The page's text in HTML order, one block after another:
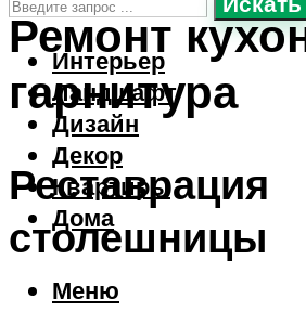
Интерьер
Ландшафт
Дизайн
Декор
Квартиры
Дома
Меню
Ремонт
гарнитура
Реставрация
столешницы